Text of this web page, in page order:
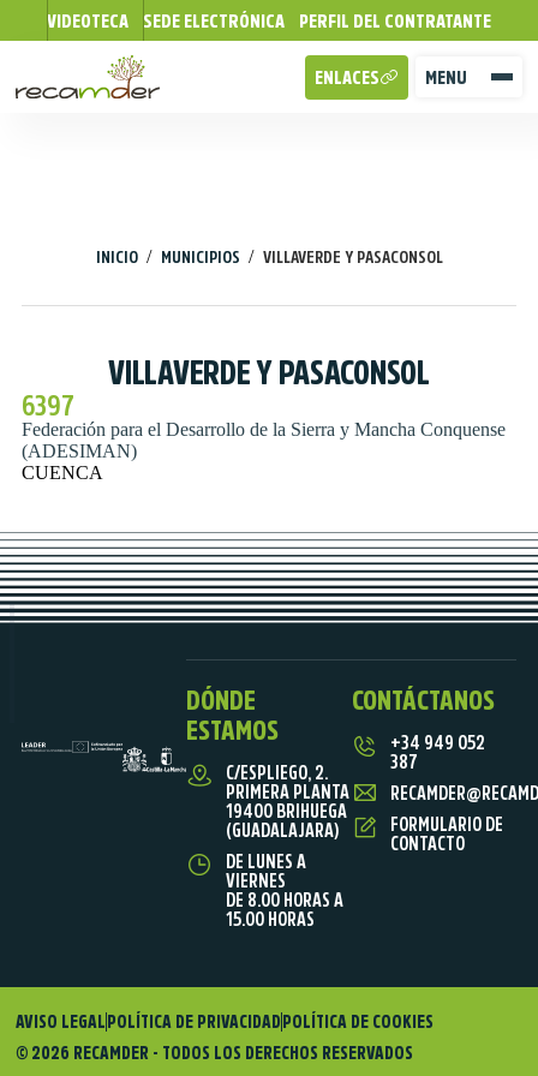
VIDEOTECA SEDE ELECTRÓNICA PERFIL DEL CONTRATANTE
MENU
ENLACES
INICIO / MUNICIPIOS / VILLAVERDE Y PASACONSOL
VILLAVERDE Y PASACONSOL
6397
Federación para el Desarrollo de la Sierra y Mancha Conquense
(ADESIMAN)
CUENCA
DÓNDE
ESTAMOS
C/ESPLIEGO, 2.
PRIMERA PLANTA
19400 BRIHUEGA
(GUADALAJARA)
DE LUNES A
VIERNES
DE 8.00 HORAS A
15.00 HORAS
CONTÁCTANOS
+34 949 052
387
FORMULARIO DE
CONTACTO
© 2026 RECAMDER - TODOS LOS DERECHOS RESERVADOS
AVISO LEGAL POLÍTICA DE PRIVACIDAD POLÍTICA DE COOKIES